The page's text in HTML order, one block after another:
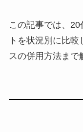
この記事では、
トを状況別に比
スの併用方法まで